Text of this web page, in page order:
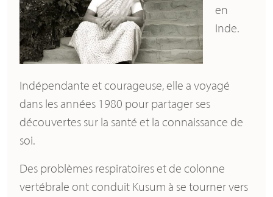
en
Inde.
Indépendante et courageuse, elle a voyagé
dans les années 1980 pour partager ses
découvertes sur la santé et la connaissance de
soi.
Des problèmes respiratoires et de colonne
vertébrale ont conduit Kusum à se tourner vers